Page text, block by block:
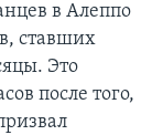
в Алеппо
ставших
Это
после того,